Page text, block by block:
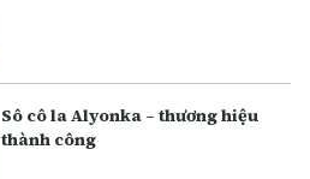
Sô cô la Alyonka – thương hiệu
thành công